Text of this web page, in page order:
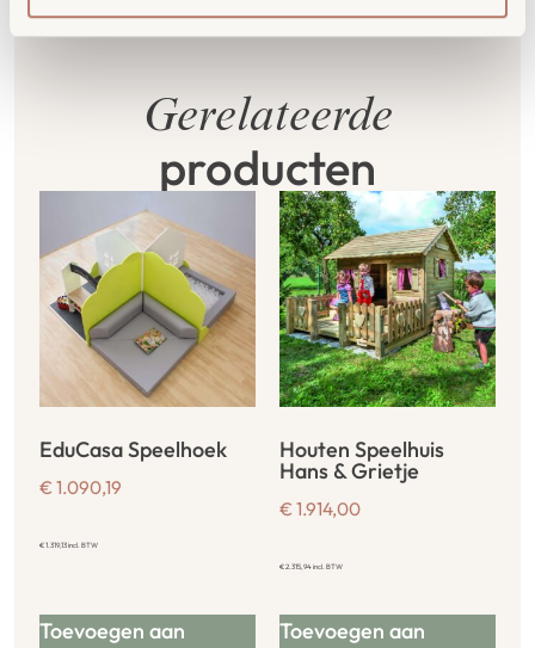
Gerelateerde
producten
EduCasa Speelhoek
€ 1.090,19
€1.319,13incl. BTW
Toevoegen aan
Houten Speelhuis
Hans & Grietje
€ 1.914,00
€2.315,94incl. BTW
Toevoegen aan